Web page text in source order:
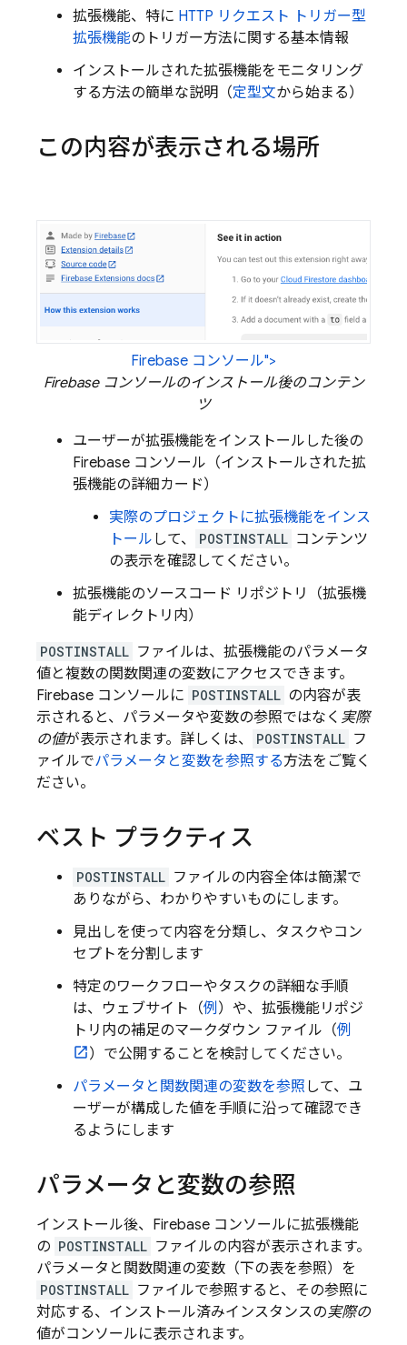
拡張機能、特に HTTP リクエスト トリガー型
拡張機能のトリガー方法に関する基本情報
インストールされた拡張機能をモニタリング
する方法の簡単な説明（定型文から始まる）
この内容が表示される場所
Firebase コンソール">
Firebaseコンソールのインストール後のコンテン
ツ
ユーザーが拡張機能をインストールした後の
Firebase コンソール（インストールされた拡
張機能の詳細カード）
実際のプロジェクトに拡張機能をインス
トール して、 POSTINSTALL コンテンツ
の表示を確認してください。
拡張機能のソースコード リポジトリ（拡張機
能ディレクトリ内）
POSTINSTALL ファイルは、拡張機能のパラメータ
値と複数の関数関連の変数にアクセスできます。
Firebase コンソールに POSTINSTALL の内容が表
示されると、パラメータや変数の参照ではなく 実際
の値が表示されます。詳しくは、 POSTINSTALL フ
ァイルでパラメータと変数を参照する方法をご覧く
ださい。
ベスト プラクティス
POSTINSTALL ファイルの内容全体は簡潔で
ありながら、わかりやすいものにします。
見出しを使って内容を分類し、タスクやコン
セプトを分割します
特定のワークフローやタスクの詳細な手順
は、ウェブサイト（例）や、拡張機能リポジ
トリ内の補足のマークダウン ファイル（例
）で公開することを検討してください。
パラメータと関数関連の変数を参照 して、ユ
ーザーが構成した値を手順に沿って確認でき
るようにします
パラメータと変数の参照
インストール後、 Firebase コンソールに拡張機能
の POSTINSTALL ファイルの内容が表示されます。
パラメータと関数関連の変数（下の表を参照）を
POSTINSTALL ファイルで参照すると、その参照に
対応する、インストール済みインスタンスの実際の
値がコンソールに表示されます。